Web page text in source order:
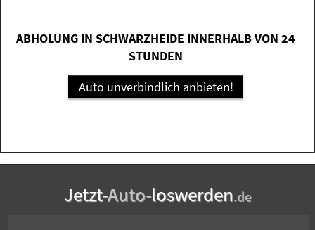
ABHOLUNG IN SCHWARZHEIDE INNERHALB VON 24
STUNDEN
Auto unverbindlich anbieten!
Jetzt-Auto-loswerden.de